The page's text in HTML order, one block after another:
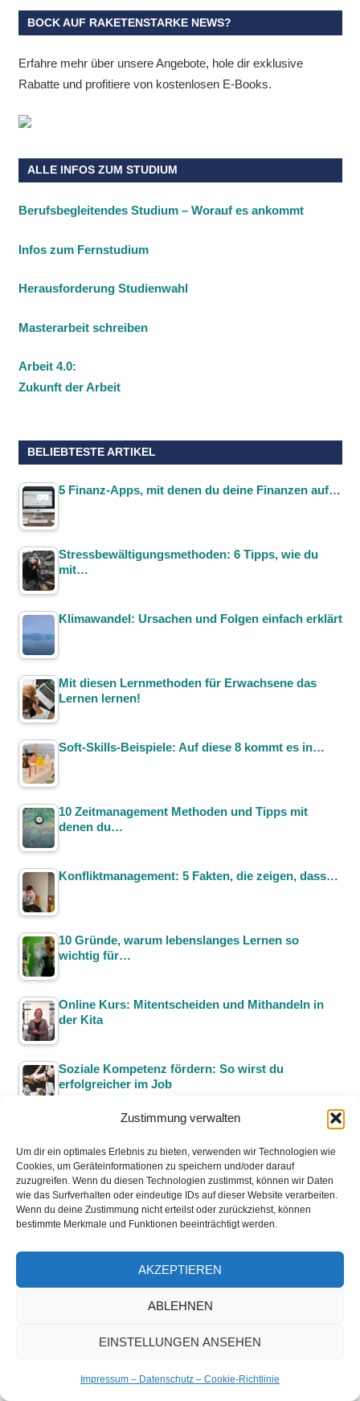
Zustimmung verwalten
Um dir ein optimales Erlebnis zu bieten, verwenden wir Technologien wie
Cookies, um Geräteinformationen zu speichern und/oder darauf
zuzugreifen. Wenn du diesen Technologien zustimmst, können wir Daten
wie das Surfverhalten oder eindeutige IDs auf dieser Website verarbeiten.
Wenn du deine Zustimmung nicht erteilst oder zurückziehst, können
bestimmte Merkmale und Funktionen beeinträchtigt werden.
AKZEPTIEREN
ABLEHNEN
EINSTELLUNGEN ANSEHEN
Impressum – Datenschutz – Cookie-Richtlinie
BOCK AUF RAKETENSTARKE NEWS?
Erfahre mehr über unsere Angebote, hole dir exklusive
Rabatte und profitiere von kostenlosen E-Books.
ALLE INFOS ZUM STUDIUM
Berufsbegleitendes Studium – Worauf es ankommt
Infos zum Fernstudium
Herausforderung Studienwahl
Masterarbeit schreiben
Arbeit 4.0:
Zukunft der Arbeit
BELIEBTESTE ARTIKEL
5 Finanz-Apps, mit denen du deine Finanzen auf…
Stressbewältigungsmethoden: 6 Tipps, wie du
mit…
Klimawandel: Ursachen und Folgen einfach erklärt
Mit diesen Lernmethoden für Erwachsene das
Lernen lernen!
Soft-Skills-Beispiele: Auf diese 8 kommt es in…
10 Zeitmanagement Methoden und Tipps mit
denen du…
Konfliktmanagement: 5 Fakten, die zeigen, dass…
10 Gründe, warum lebenslanges Lernen so
wichtig für…
Online Kurs: Mitentscheiden und Mithandeln in
der Kita
Soziale Kompetenz fördern: So wirst du
erfolgreicher im Job
Rhetorik verbessern und trainieren: Wie du mit…
Ökonomische Nachhaltigkeit: Warum alle darüber
reden!
Digitales Lernen für alle: Günstige Online Kurse!
Lebensmittelhygieneverordnung…